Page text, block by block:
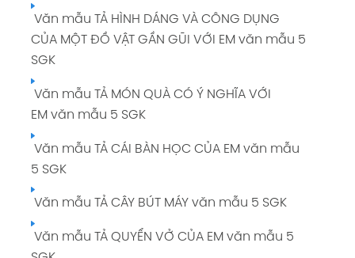
Văn mẫu TẢ HÌNH DÁNG VÀ CÔNG DỤNG
CỦA MỘT ĐỒ VẬT GẦN GŨI VỚI EM văn mẫu 5
SGK
Văn mẫu TẢ MÓN QUÀ CÓ Ý NGHĨA VỚI
EM văn mẫu 5 SGK
Văn mẫu TẢ CÁI BÀN HỌC CỦA EM văn mẫu
5 SGK
Văn mẫu TẢ CÂY BÚT MÁY văn mẫu 5 SGK
Văn mẫu TẢ QUYỂN VỞ CỦA EM văn mẫu 5